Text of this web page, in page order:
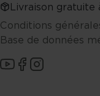
Livraison gratuite
Conditions
Base de données